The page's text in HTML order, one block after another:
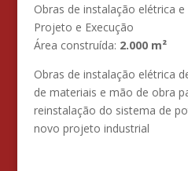
Obras de instalação elétrica e
Projeto e Execução
Área construída: 2.000 m²
Obras de instalação elétrica
de materiais e mão de obra
reinstalação do sistema de
novo projeto industrial